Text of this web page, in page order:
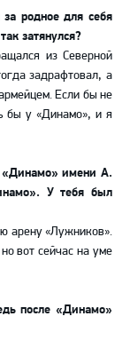
родное для себя
затянулся?
из Северной
задрафтовал, а
Если бы не
бы у «Динамо», и я
имени А.
У тебя был
арену «Лужников».
вот сейчас на уме
после «Динамо»